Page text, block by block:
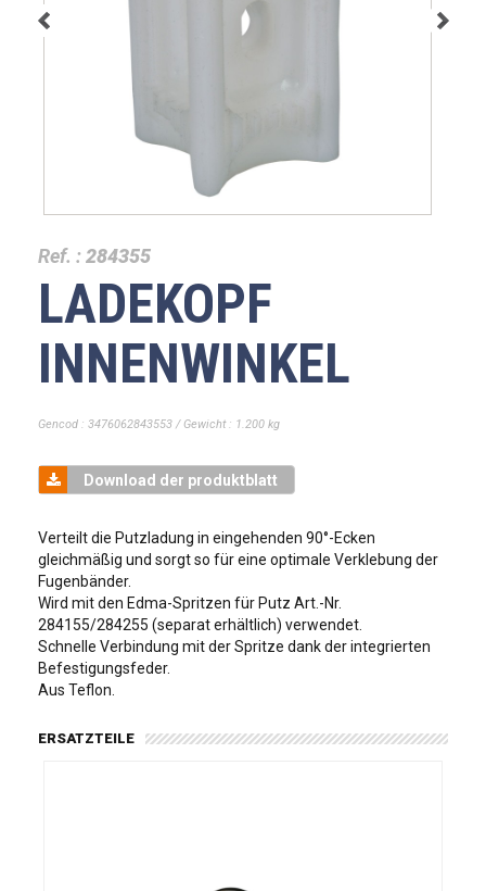
Ref. :284355
LADEKOPF
INNENWINKEL
Gencod : 3476062843553 / Gewicht : 1.200 kg
Download der produktblatt
Verteilt die Putzladung in eingehenden 90°-Ecken
gleichmäßig und sorgt so für eine optimale Verklebung der
Fugenbänder.
Wird mit den Edma-Spritzen für Putz Art.-Nr.
284155/284255 (separat erhältlich) verwendet.
Schnelle Verbindung mit der Spritze dank der integrierten
Befestigungsfeder.
Aus Teflon.
ERSATZTEILE